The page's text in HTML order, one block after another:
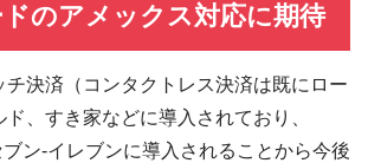
のアメックス対応に期待
チ決済（コンタクトレス決済は既にロー
、すき家などに導入されており、
ン-イレブンに導入されることから今後